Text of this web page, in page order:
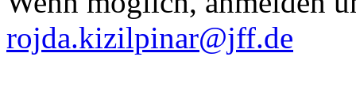
rojda.kizilpinar@jff.de